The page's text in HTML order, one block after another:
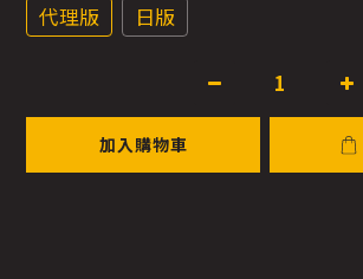
代理版 日版
加入購物車